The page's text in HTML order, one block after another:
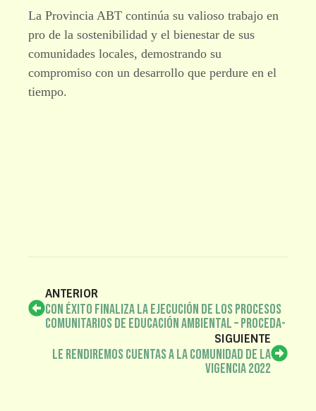
La Provincia ABT continúa su valioso trabajo en
pro de la sostenibilidad y el bienestar de sus
comunidades locales, demostrando su
compromiso con un desarrollo que perdure en el
tiempo.
ANTERIOR
Con éxito finaliza la ejecución de los Procesos
Comunitarios de Educación Ambiental – PROCEDA-
SIGUIENTE
Le Rendiremos Cuentas a la comunidad de la
vigencia 2022